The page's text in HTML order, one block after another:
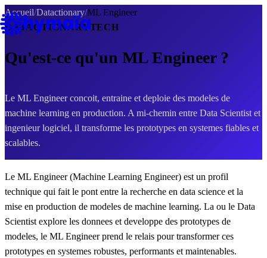
Accueil/Datactionary/ML Engineer
DATACTIONARYTECH
Qu'est-ce qu'un ML Engineer ?
Le ML Engineer concoit, entraine et deploie des modeles de
machine learning en production. A mi-chemin entre Data Scientist et
ingenieur logiciel, il transforme les prototypes en systemes fiables et
scalables.
Le ML Engineer (Machine Learning Engineer) est un profil
technique qui fait le pont entre la recherche en data science et la
mise en production de modeles de machine learning. La ou le Data
Scientist explore les donnees et developpe des prototypes de
modeles, le ML Engineer prend le relais pour transformer ces
prototypes en systemes robustes, performants et maintenables.
Panneau de gestion des cookies